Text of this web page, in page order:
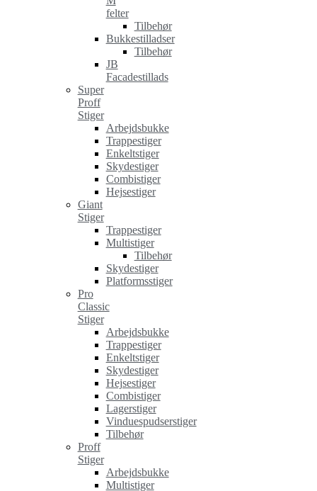
felter
Tilbehør
Bukkestilladser
Tilbehør
JB
Facadestillads
Super
Proff
Stiger
Arbejdsbukke
Trappestiger
Enkeltstiger
Skydestiger
Combistiger
Hejsestiger
Giant
Stiger
Trappestiger
Multistiger
Tilbehør
Skydestiger
Platformsstiger
Pro
Classic
Stiger
Arbejdsbukke
Trappestiger
Enkeltstiger
Skydestiger
Hejsestiger
Combistiger
Lagerstiger
Vinduespudserstiger
Tilbehør
Proff
Stiger
Arbejdsbukke
Multistiger